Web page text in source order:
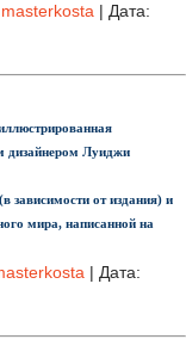
masterkosta | Дата:
дизайнером Луиджи
зависимости от издания) и
мира, написанной на
| Дата: